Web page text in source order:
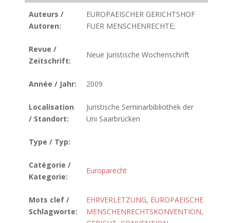
Auteurs /
Autoren:
EUROPAEISCHER GERICHTSHOF
FUER MENSCHENRECHTE;
Revue /
Zeitschrift:
Neue Juristische Wochenschrift
Année / Jahr: 2009
Localisation
/ Standort:
Juristische Seminarbibliothek der
Uni Saarbrücken
Type / Typ:
Catégorie /
Kategorie:
Europarecht
Mots clef /
Schlagworte:
EHRVERLETZUNG, EUROPAEISCHE
MENSCHENRECHTSKONVENTION,